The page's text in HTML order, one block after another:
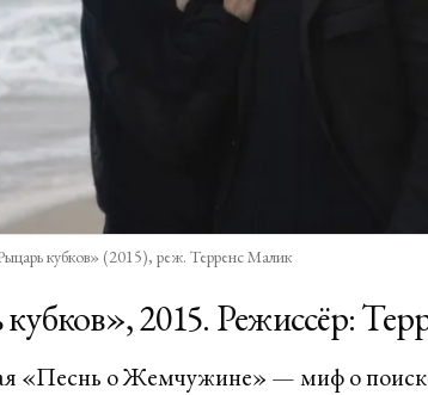
кубков» (2015), реж. Терренс Малик
2015. Режиссёр:
«Песнь о Жемчужине» — миф о